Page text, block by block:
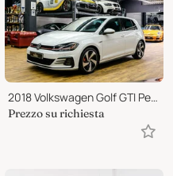
2018 Volkswagen Golf GTI Performance
Prezzo su richiesta